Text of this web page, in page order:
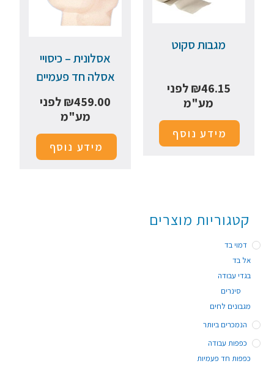
מגבות סקוט
₪46.15
לפני
מע"מ
מידע נוסף
אסלונית – כיסויי
אסלה חד פעמיים
₪459.00
לפני
מע"מ
מידע נוסף
קטגוריות מוצרים
דמוי בד
אל בד
בגדי עבודה
סינרים
מגבונים לחים
הנמכרים ביותר
כפפות עבודה
כפפות חד פעמיות